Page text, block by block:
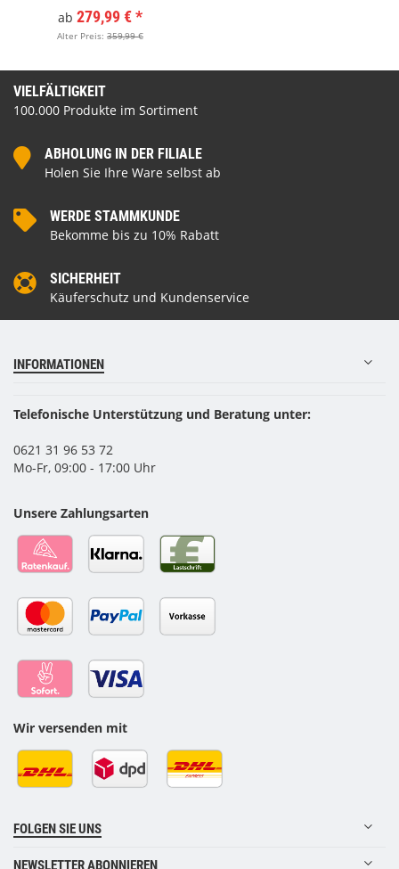
ab 279,99 €*
Alter Preis: 359,99 €
VIELFÄLTIGKEIT
100.000 Produkte im Sortiment
ABHOLUNG IN DER FILIALE
Holen Sie Ihre Ware selbst ab
WERDE STAMMKUNDE
Bekomme bis zu 10% Rabatt
SICHERHEIT
Käuferschutz und Kundenservice
INFORMATIONEN
Telefonische Unterstützung und Beratung unter:
0621 31 96 53 72
Mo-Fr, 09:00 - 17:00 Uhr
Unsere Zahlungsarten
Wir versenden mit
FOLGEN SIE UNS
NEWSLETTER ABONNIEREN